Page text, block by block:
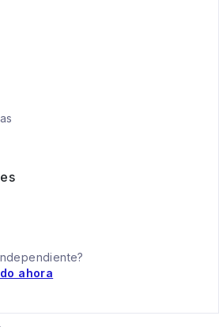
ahora